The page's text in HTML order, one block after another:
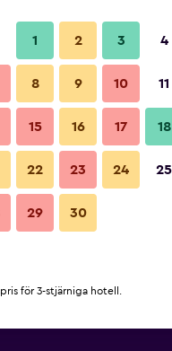
1 2 3 4
8 9 10 11
15 16 17 18
22 23 24 25
29 30
för 3-stjärniga hotell.